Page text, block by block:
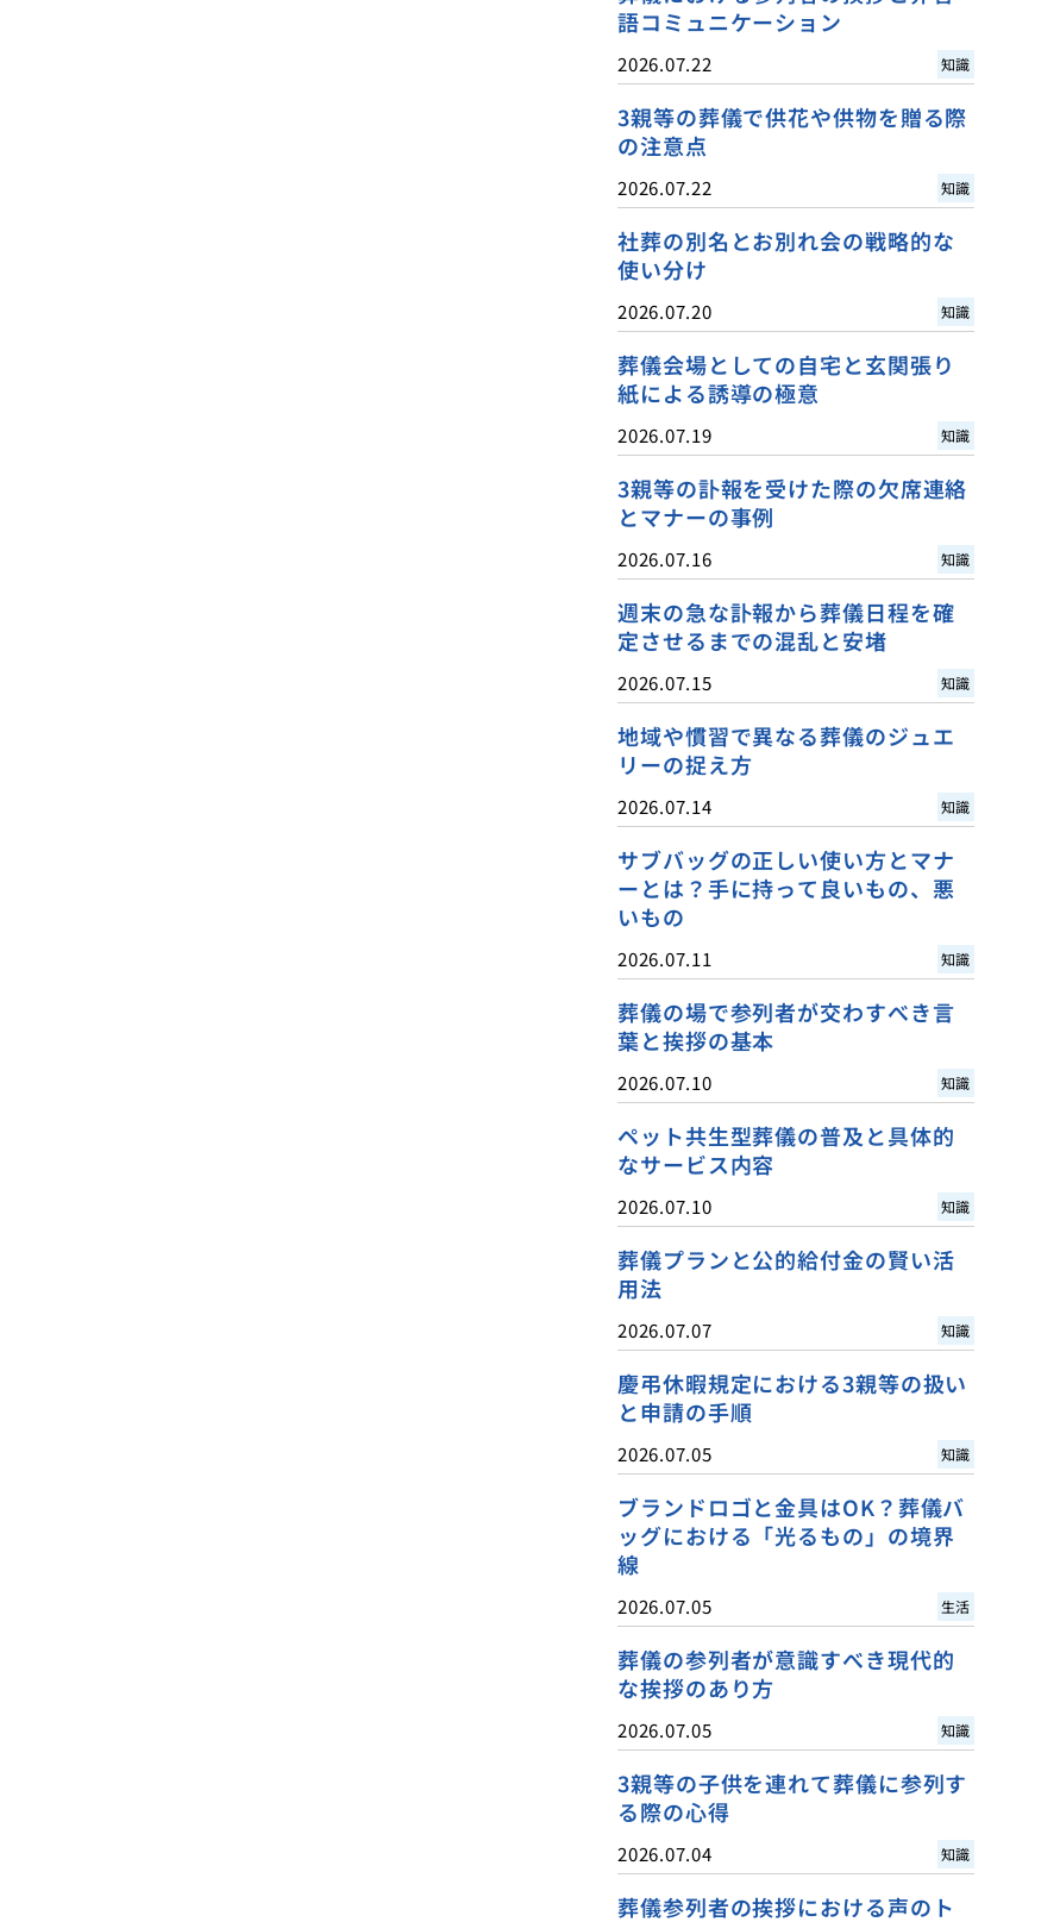
語コミュニケーション
2026.07.22 知識
3親等の葬儀で供花や供物を贈る際
の注意点
2026.07.22 知識
社葬の別名とお別れ会の戦略的な
使い分け
2026.07.20 知識
葬儀会場としての自宅と玄関張り
紙による誘導の極意
2026.07.19 知識
3親等の訃報を受けた際の欠席連絡
とマナーの事例
2026.07.16 知識
週末の急な訃報から葬儀日程を確
定させるまでの混乱と安堵
2026.07.15 知識
地域や慣習で異なる葬儀のジュエ
リーの捉え方
2026.07.14 知識
サブバッグの正しい使い方とマナ
ーとは？手に持って良いもの、悪
いもの
2026.07.11 知識
葬儀の場で参列者が交わすべき言
葉と挨拶の基本
2026.07.10 知識
ペット共生型葬儀の普及と具体的
なサービス内容
2026.07.10 知識
葬儀プランと公的給付金の賢い活
用法
2026.07.07 知識
慶弔休暇規定における3親等の扱い
と申請の手順
2026.07.05 知識
ブランドロゴと金具はOK？葬儀バ
ッグにおける「光るもの」の境界
線
2026.07.05 生活
葬儀の参列者が意識すべき現代的
な挨拶のあり方
2026.07.05 知識
3親等の子供を連れて葬儀に参列す
る際の心得
2026.07.04 知識
葬儀参列者の挨拶における声のト